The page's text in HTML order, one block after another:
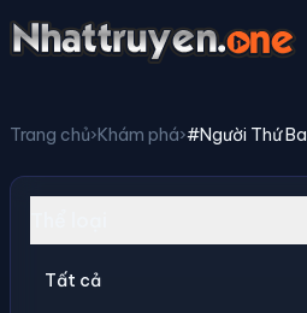
Trang chủ›Khám phá›#Người Thứ Ba
Tất cả